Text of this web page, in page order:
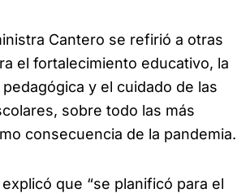
Cantero se refirió a otras
el fortalecimiento educativo, la
y el cuidado de las
sobre todo las más
consecuencia de la pandemia.
que “se planificó para el